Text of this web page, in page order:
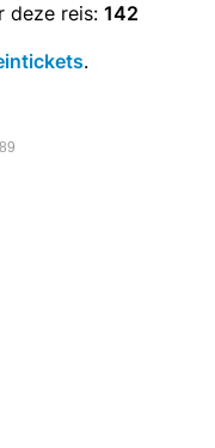
deze reis: 142
.